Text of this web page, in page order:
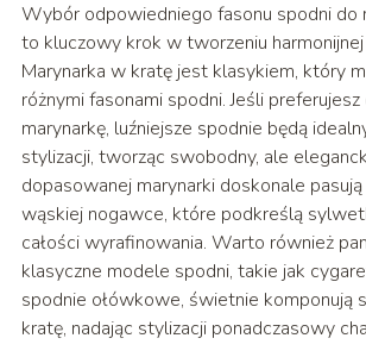
Wybór odpowiedniego fasonu spodni do
to kluczowy krok w tworzeniu
Marynarka w kratę jest klasykiem, który
różnymi fasonami spodni. Jeśli
marynarkę, luźniejsze spodnie będą
stylizacji, tworząc swobodny, ale
dopasowanej marynarki doskonale
wąskiej nogawce, które podkreślą
całości wyrafinowania. Warto również
klasyczne modele spodni, takie jak
spodnie ołówkowe, świetnie komponują
kratę, nadając stylizacji ponadczasowy